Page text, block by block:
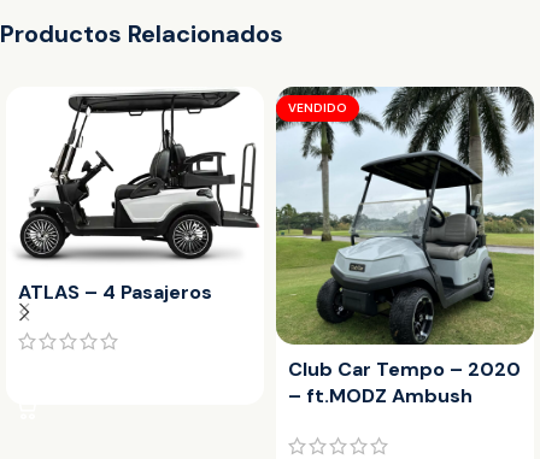
Productos Relacionados
ATLAS – 4 Pasajeros
VENDIDO
Club Car Tempo – 2020
– ft.MODZ Ambush